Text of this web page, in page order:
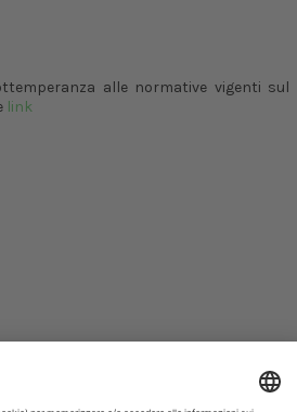
alle normative vigenti sul
link